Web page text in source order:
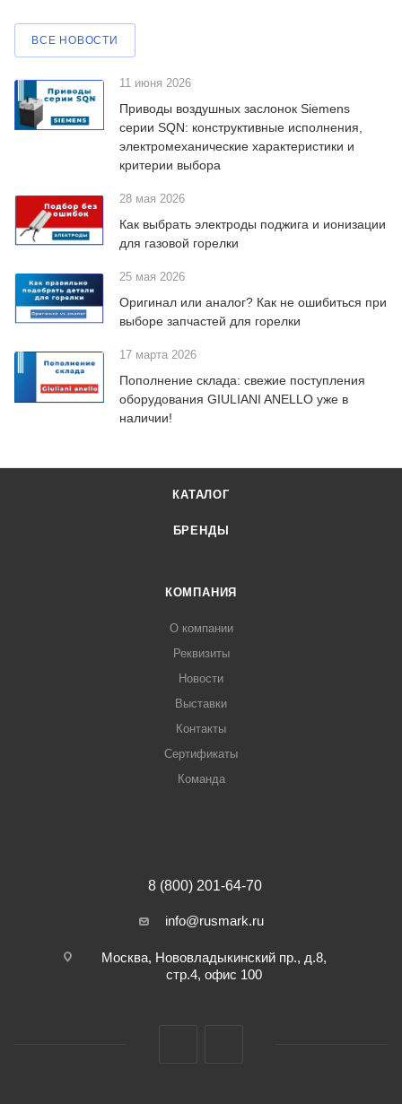
ВСЕ НОВОСТИ
11 июня 2026
Приводы воздушных заслонок Siemens
серии SQN: конструктивные исполнения,
электромеханические характеристики и
критерии выбора
28 мая 2026
Как выбрать электроды поджига и ионизации
для газовой горелки
25 мая 2026
Оригинал или аналог? Как не ошибиться при
выборе запчастей для горелки
17 марта 2026
Пополнение склада: свежие поступления
оборудования GIULIANI ANELLO уже в
наличии!
КАТАЛОГ
БРЕНДЫ
КОМПАНИЯ
О компании
Реквизиты
Новости
Выставки
Контакты
Сертификаты
Команда
8 (800) 201-64-70
info@rusmark.ru
Москва, Нововладыкинский пр., д.8,
стр.4, офис 100